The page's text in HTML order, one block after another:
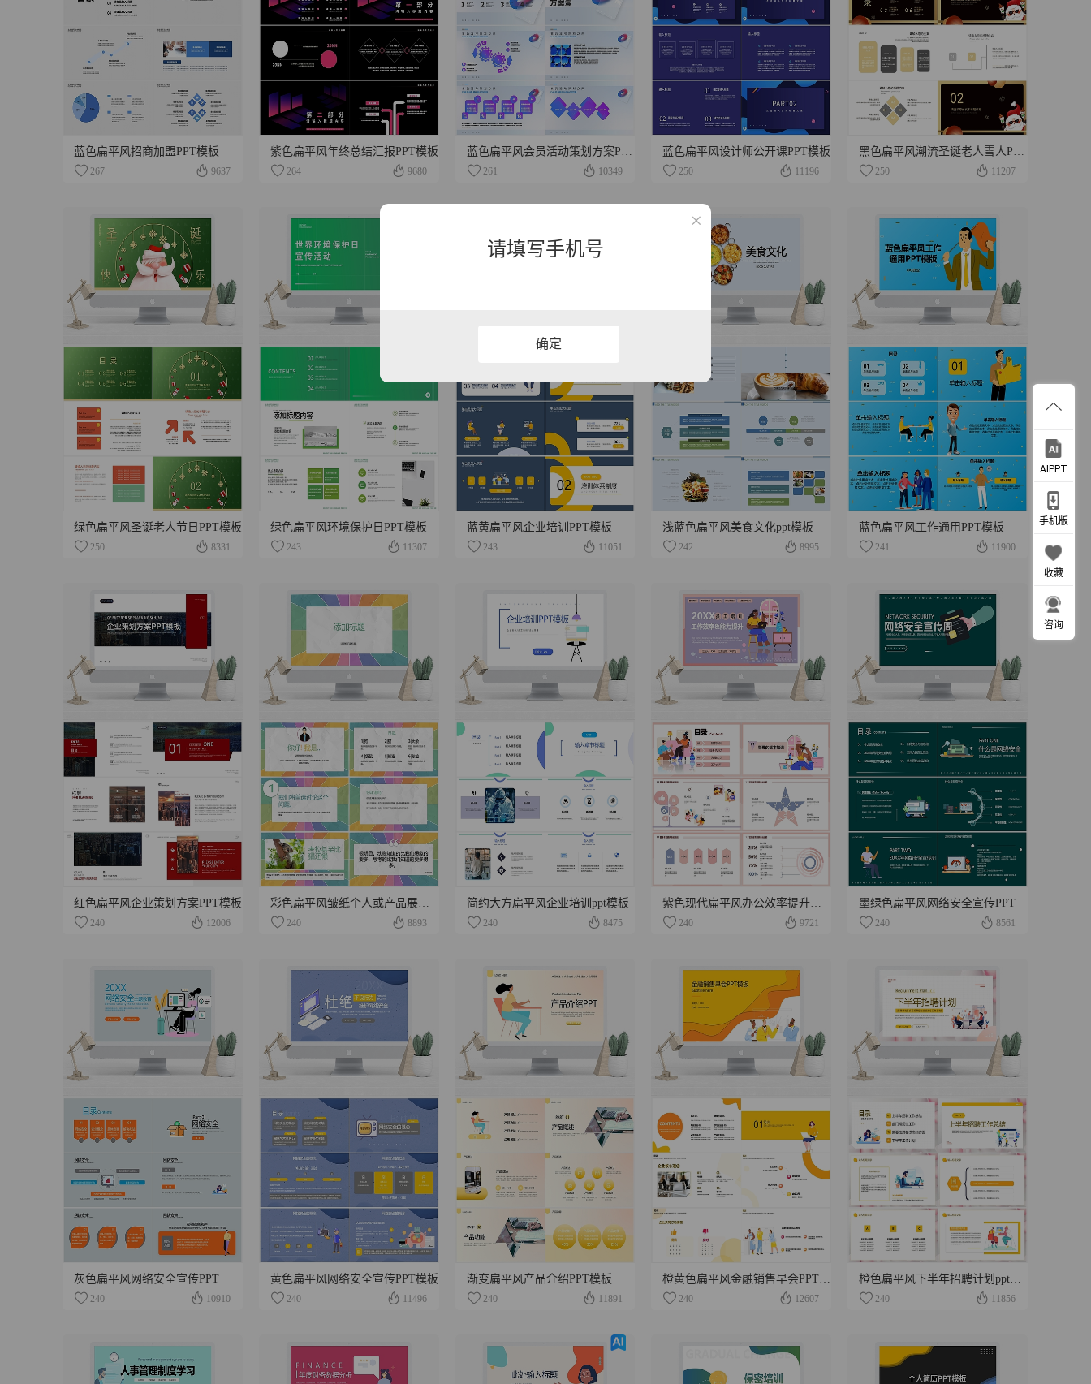
蓝色扁平风招商加盟PPT模板
267 9637
紫色扁平风年终总结汇报PPT模板
264 9680 261 10349
蓝色扁平风设计师公开课PPT模板
250 11196 250 11207
绿色扁平风圣诞老人节日PPT模板
250 8331
绿色扁平风环境保护日PPT模板
243 11307
蓝黄扁平风企业培训PPT模板
243 11051
浅蓝色扁平风美食文化ppt模板
242 8995
蓝色扁平风工作通用PPT模板
241 11900
红色扁平风企业策划方案PPT模板
240 12006
彩色扁平风皱纸个人或产品展示PPT模板
240 8893
简约大方扁平风企业培训ppt模板
240 8475 240 9721
墨绿色扁平风网络安全宣传PPT
240 8561
灰色扁平风网络安全宣传PPT
240 10910
黄色扁平风网络安全宣传PPT模板
240 11496
渐变扁平风产品介绍PPT模板
240 11891 240 12607 240 11856
AIPPT
手机版
收藏
咨询
请填写手机号
确定